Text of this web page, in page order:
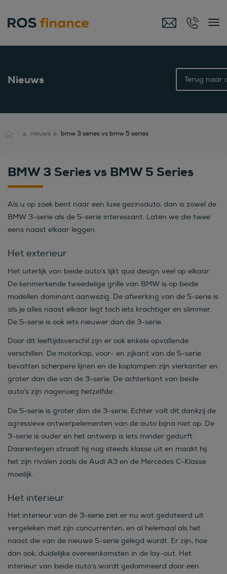
Nieuws Terug naar
nieuws bmw 3 series vs bmw 5 series
BMW 3 Series vs BMW 5 Series
Als u op zoek bent naar een luxe gezinsauto, dan is zowel de
BMW 3-serie als de 5-serie interessant. Laten we die twee
eens naast elkaar leggen.
Het exterieur
Het uiterlijk van beide auto’s lijkt qua design veel op elkaar.
De kenmerkende tweedelige grille van BMW is op beide
modellen dominant aanwezig. De afwerking van de 5-serie is
als je alles naast elkaar legt toch iets krachtiger en slimmer.
De 5-serie is ook iets nieuwer dan de 3-serie.
Door dit leeftijdsverschil zijn er ook enkele opvallende
verschillen. De motorkap, voor- en zijkant van de 5-serie
bevatten scherpere lijnen en de koplampen zijn vierkanter en
groter dan die van de 3-serie. De achterkant van beide
auto’s zijn nagenoeg hetzelfde.
De 5-serie is groter dan de 3-serie. Echter valt dit dankzij de
agressieve ontwerpelementen van de auto bijna niet op. De
3-serie is ouder en het ontwerp is iets minder gedurft.
Daarentegen straalt hij nog steeds klasse uit en maakt hij
het zijn rivalen zoals de Audi A3 en de Mercedes C-Klasse
moeilijk.
Het interieur
Het interieur van de 3-serie ziet er nu wat gedateerd uit
vergeleken met zijn concurrenten, en al helemaal als het
naast die van de nieuwe 5-serie gelegd wordt. Er zijn, hoe
dan ook, duidelijke overeenkomsten in de lay-out. Het
interieur van beide auto’s wordt gedomineerd door een